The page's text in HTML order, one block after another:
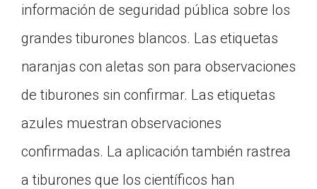
información de seguridad pública sobre los
grandes tiburones blancos. Las etiquetas
naranjas con aletas son para observaciones
de tiburones sin confirmar. Las etiquetas
azules muestran observaciones
confirmadas. La aplicación también rastrea
a tiburones que los científicos han